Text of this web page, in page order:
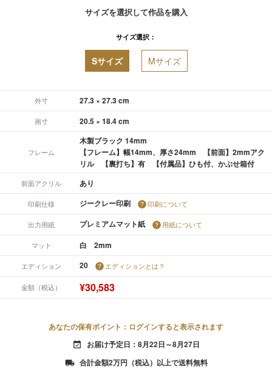
サイズを選択して作品を購入
サイズ選択：
Sサイズ Mサイズ
外寸 27.3 × 27.3 cm
画寸 20.5 × 18.4 cm
フレーム
木製ブラック 14mm
【フレーム】幅14mm、厚さ24mm 【前面】2mmアク
リル 【裏打ち】有 【付属品】ひも付、かぶせ箱付
前面アクリル あり
印刷仕様 ジークレー印刷 印刷について
出力用紙 プレミアムマット紙 用紙について
マット 白 2mm
エディション 20 エディションとは？
金額（税込） ¥30,583
あなたの保有ポイント：ログインすると表示されます
event_available お届け予定日：8月22日～8月27日
local_shipping 合計金額2万円（税込）以上で送料無料